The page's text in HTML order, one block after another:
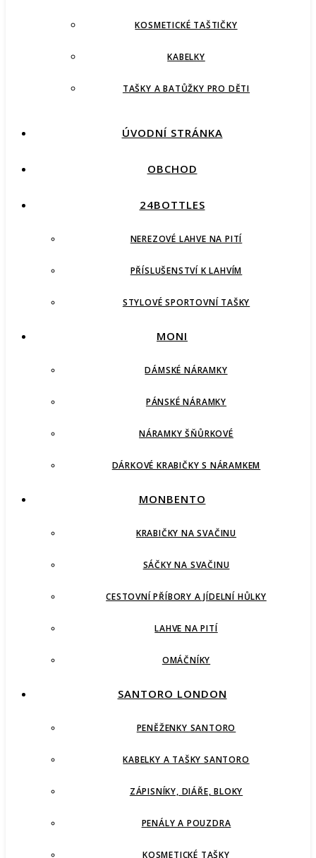
KOSMETICKÉ TAŠTIČKY
KABELKY
TAŠKY A BATŮŽKY PRO DĚTI
ÚVODNÍ STRÁNKA
OBCHOD
24BOTTLES
NEREZOVÉ LAHVE NA PITÍ
PŘÍSLUŠENSTVÍ K LAHVÍM
STYLOVÉ SPORTOVNÍ TAŠKY
MONI
DÁMSKÉ NÁRAMKY
PÁNSKÉ NÁRAMKY
NÁRAMKY ŠŇŮRKOVÉ
DÁRKOVÉ KRABIČKY S NÁRAMKEM
MONBENTO
KRABIČKY NA SVAČINU
SÁČKY NA SVAČINU
CESTOVNÍ PŘÍBORY A JÍDELNÍ HŮLKY
LAHVE NA PITÍ
OMÁČNÍKY
SANTORO LONDON
PENĚŽENKY SANTORO
KABELKY A TAŠKY SANTORO
ZÁPISNÍKY, DIÁŘE, BLOKY
PENÁLY A POUZDRA
KOSMETICKÉ TAŠKY